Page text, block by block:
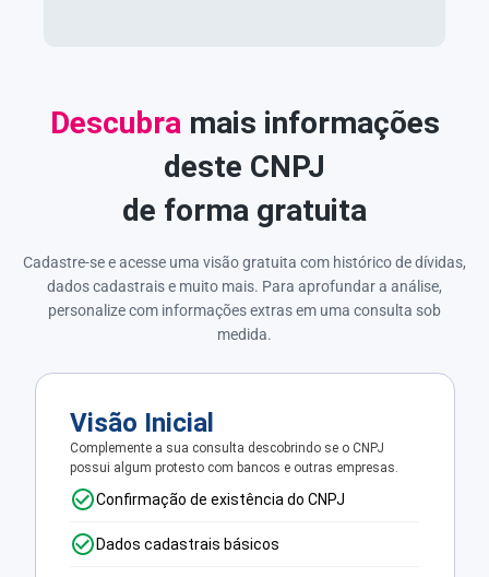
Descubra mais informações
deste CNPJ
de forma gratuita
Cadastre-se e acesse uma visão gratuita com histórico de dívidas,
dados cadastrais e muito mais. Para aprofundar a análise,
personalize com informações extras em uma consulta sob
medida.
Visão Inicial
Complemente a sua consulta descobrindo se o CNPJ
possui algum protesto com bancos e outras empresas.
Confirmação de existência do CNPJ
Dados cadastrais básicos